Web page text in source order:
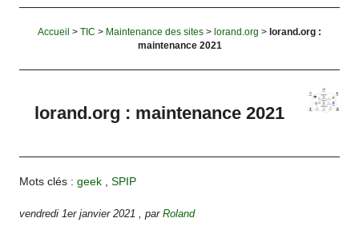
Accueil > TIC > Maintenance des sites > lorand.org > lorand.org :
maintenance 2021
lorand.org : maintenance 2021
Mots clés :geek ,SPIP
vendredi 1er janvier 2021 ,parRoland